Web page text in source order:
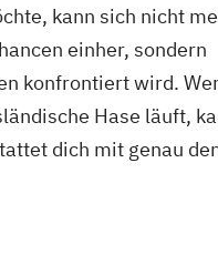
kann sich nicht
einher, sondern
konfrontiert wird.
Hase läuft,
dich mit genau